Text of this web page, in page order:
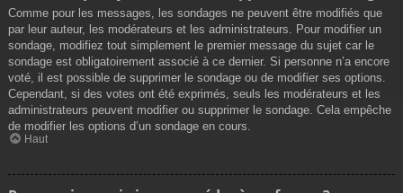
Comme pour les messages, les sondages ne peuvent être modifiés que
par leur auteur, les modérateurs et les administrateurs. Pour modifier un
sondage, modifiez tout simplement le premier message du sujet car le
sondage est obligatoirement associé à ce dernier. Si personne n’a encore
voté, il est possible de supprimer le sondage ou de modifier ses options.
Cependant, si des votes ont été exprimés, seuls les modérateurs et les
administrateurs peuvent modifier ou supprimer le sondage. Cela empêche
de modifier les options d’un sondage en cours.
Haut